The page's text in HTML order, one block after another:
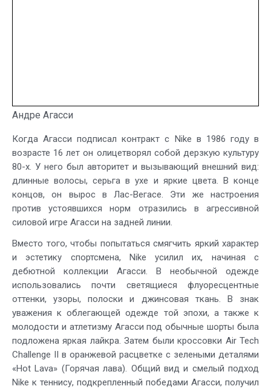
Андре Агасси
Когда Агасси подписал контракт с Nike в 1986 году в
возрасте 16 лет он олицетворял собой дерзкую культуру
80-х. У него был авторитет и вызывающий внешний вид:
длинные волосы, серьга в ухе и яркие цвета. В конце
концов, он вырос в Лас-Вегасе. Эти же настроения
против устоявшихся норм отразились в агрессивной
силовой игре Агасси на задней линии.
Вместо того, чтобы попытаться смягчить яркий характер
и эстетику спортсмена, Nike усилил их, начиная с
дебютной коллекции Агасси. В необычной одежде
использовались почти светящиеся флуоресцентные
оттенки, узоры, полоски и джинсовая ткань. В знак
уважения к облегающей одежде той эпохи, а также к
молодости и атлетизму Агасси под обычные шорты была
подложена яркая лайкра. Затем были кроссовки Air Tech
Challenge II в оранжевой расцветке с зелеными деталями
«Hot Lava» (Горячая лава). Общий вид и смелый подход
Nike к теннису, подкрепленный победами Агасси, получил